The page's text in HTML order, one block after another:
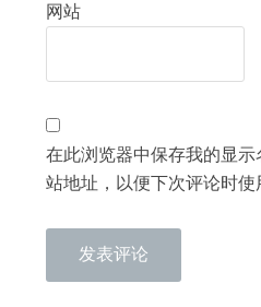
网站
在此浏览器中保存我的显
站地址，以便下次评论时使